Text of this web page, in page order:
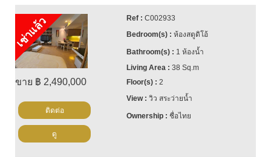
เช่าแล้ว
ขาย ฿ 2,490,000
C002933
ห้องสตูดิโอ้
1 ห้องน้ำ
38 Sq.m
2
วิว สระว่ายน้ำ
ชื่อไทย
ติดต่อ
ดู